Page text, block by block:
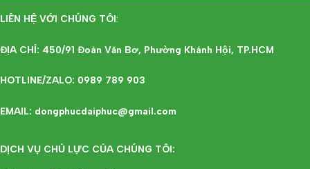
LIÊN HỆ VỚI CHÚNG TÔI:
ĐỊA CHỈ: 450/91 Đoàn Văn Bơ, Phường Khánh Hội, TP.HCM
HOTLINE/ZALO: 0989 789 903
EMAIL: dongphucdaiphuc@gmail.com
DỊCH VỤ CHỦ LỰC CỦA CHÚNG TÔI: